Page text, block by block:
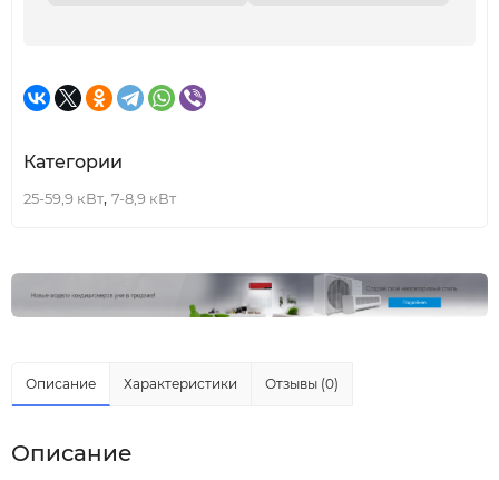
Категории
25-59,9 кВт, 7-8,9 кВт
Описание Характеристики Отзывы (0)
Описание